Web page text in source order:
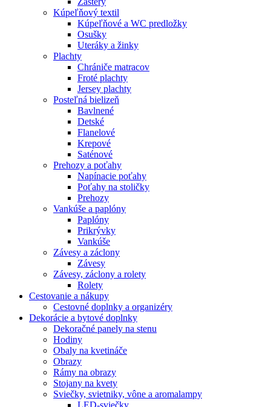
Kúpeľňový textil
Kúpeľňové a WC predložky
Osušky
Uteráky a žinky
Plachty
Chrániče matracov
Froté plachty
Jersey plachty
Posteľná bielizeň
Bavlnené
Detské
Flanelové
Krepové
Saténové
Prehozy a poťahy
Napínacie poťahy
Poťahy na stoličky
Prehozy
Vankúše a paplóny
Paplóny
Prikrývky
Vankúše
Závesy a záclony
Závesy
Závesy, záclony a rolety
Rolety
Cestovanie a nákupy
Cestovné doplnky a organizéry
Dekorácie a bytové doplnky
Dekoračné panely na stenu
Hodiny
Obaly na kvetináče
Obrazy
Rámy na obrazy
Stojany na kvety
Sviečky, svietniky, vône a aromalampy
LED-sviečky